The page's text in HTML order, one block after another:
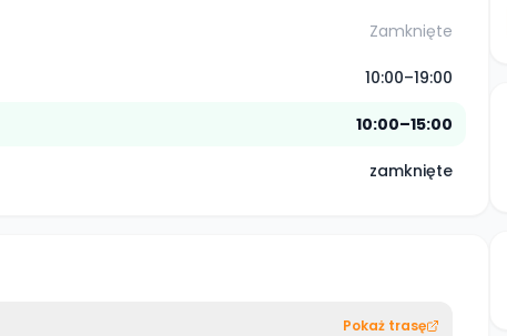
Zamknięte
10:00–19:00
10:00–15:00
zamknięte
Pokaż trasę